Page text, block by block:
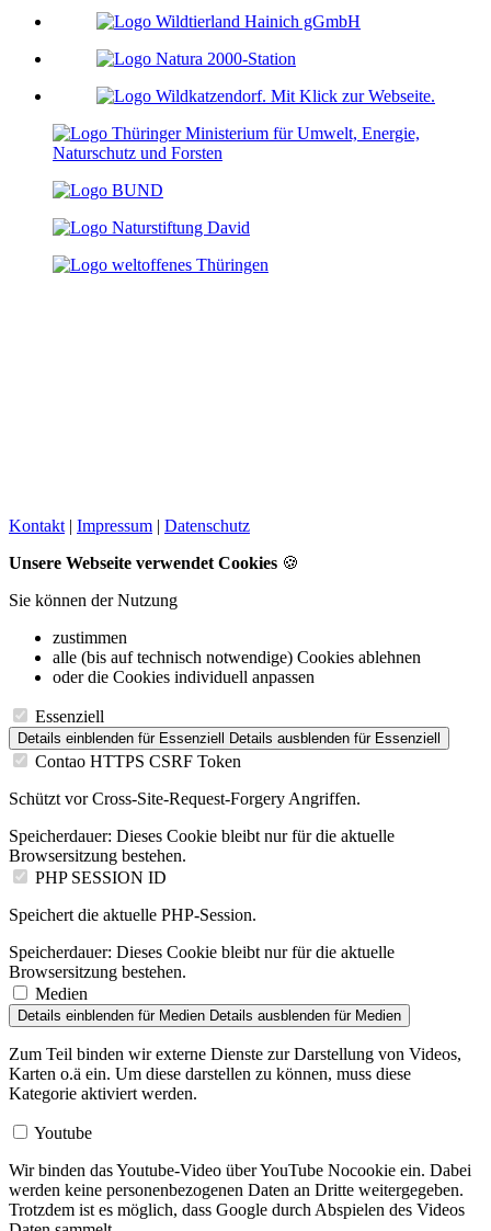
Kontakt | Impressum | Datenschutz
Unsere Webseite verwendet Cookies 🍪
Sie können der Nutzung
zustimmen
alle (bis auf technisch notwendige) Cookies ablehnen
oder die Cookies individuell anpassen
Essenziell
Details einblenden für Essenziell Details ausblenden für Essenziell
Contao HTTPS CSRF Token
Schützt vor Cross-Site-Request-Forgery Angriffen.
Speicherdauer: Dieses Cookie bleibt nur für die aktuelle
Browsersitzung bestehen.
PHP SESSION ID
Speichert die aktuelle PHP-Session.
Speicherdauer: Dieses Cookie bleibt nur für die aktuelle
Browsersitzung bestehen.
Medien
Details einblenden für Medien Details ausblenden für Medien
Zum Teil binden wir externe Dienste zur Darstellung von Videos,
Karten o.ä ein. Um diese darstellen zu können, muss diese
Kategorie aktiviert werden.
Youtube
Wir binden das Youtube-Video über YouTube Nocookie ein. Dabei
werden keine personenbezogenen Daten an Dritte weitergegeben.
Trotzdem ist es möglich, dass Google durch Abspielen des Videos